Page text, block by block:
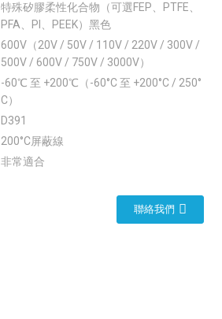
特殊矽膠柔性化合物（可選FEP、PTFE、
PFA、PI、PEEK）黑色
600V（20V / 50V / 110V / 220V / 300V /
500V / 600V / 750V / 3000V）
-60℃ 至 +200℃（-60°C 至 +200°C / 250°
C）
D391
200°C屏蔽線
非常適合
聯絡我們